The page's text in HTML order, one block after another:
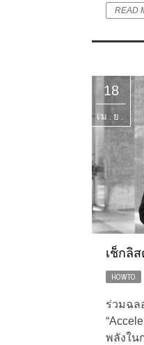
READ
18
เม.ย.
เช็กลิ
HOWTO
ร่วมฉล
พลังใน